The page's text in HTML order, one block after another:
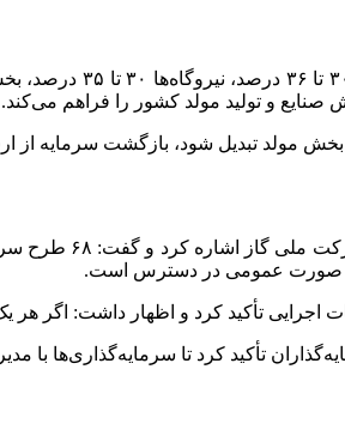
و تولید مولد کشور را فراهم می‌کند.
مولد تبدیل شود، بازگشت سرمایه از
توکلی
صورت عمومی در دسترس است.
اجرایی تأکید کرد و اظهار داشت: اگر هر
تأکید کرد تا سرمایه‌گذاری‌ها